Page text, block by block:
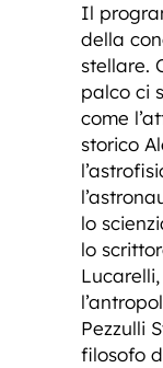
Il
della
stellare.
palco ci
come
storico
lo
lo
Pezzulli
filosofo